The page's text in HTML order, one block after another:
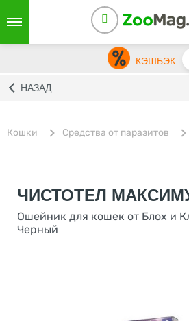
КЭШБЭК
НАЗАД
Кошки Средства от паразитов
ЧИСТОТЕЛ
Ошейник для кошек от Блох и
Черный